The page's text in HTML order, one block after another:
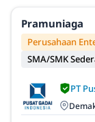
Pramuniaga
Perusahaan
SMA/SMK
PT